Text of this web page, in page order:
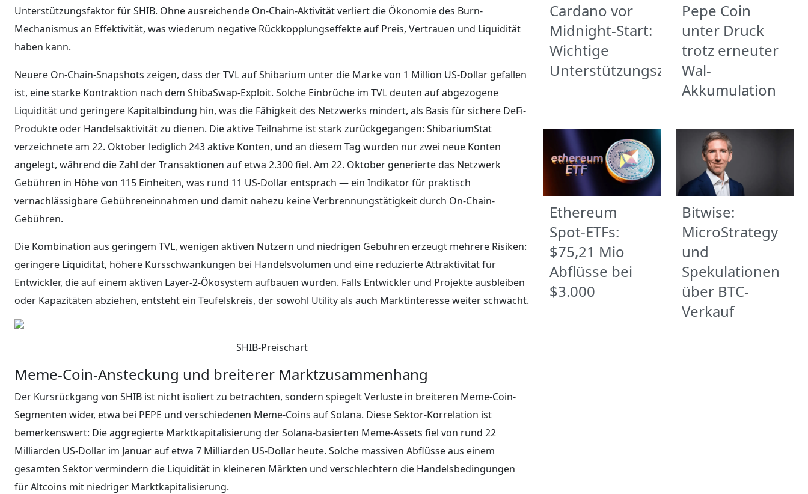
Unterstützungsfaktor für SHIB. Ohne ausreichende On-Chain-Aktivität verliert die Ökonomie des Burn-
Mechanismus an Effektivität, was wiederum negative Rückkopplungseffekte auf Preis, Vertrauen und Liquidität
haben kann.
Neuere On-Chain-Snapshots zeigen, dass der TVL auf Shibarium unter die Marke von 1 Million US-Dollar gefallen
ist, eine starke Kontraktion nach dem ShibaSwap-Exploit. Solche Einbrüche im TVL deuten auf abgezogene
Liquidität und geringere Kapitalbindung hin, was die Fähigkeit des Netzwerks mindert, als Basis für sichere DeFi-
Produkte oder Handelsaktivität zu dienen. Die aktive Teilnahme ist stark zurückgegangen: ShibariumStat
verzeichnete am 22. Oktober lediglich 243 aktive Konten, und an diesem Tag wurden nur zwei neue Konten
angelegt, während die Zahl der Transaktionen auf etwa 2.300 fiel. Am 22. Oktober generierte das Netzwerk
Gebühren in Höhe von 115 Einheiten, was rund 11 US-Dollar entsprach — ein Indikator für praktisch
vernachlässigbare Gebühreneinnahmen und damit nahezu keine Verbrennungstätigkeit durch On-Chain-
Gebühren.
Die Kombination aus geringem TVL, wenigen aktiven Nutzern und niedrigen Gebühren erzeugt mehrere Risiken:
geringere Liquidität, höhere Kursschwankungen bei Handelsvolumen und eine reduzierte Attraktivität für
Entwickler, die auf einem aktiven Layer-2-Ökosystem aufbauen würden. Falls Entwickler und Projekte ausbleiben
oder Kapazitäten abziehen, entsteht ein Teufelskreis, der sowohl Utility als auch Marktinteresse weiter schwächt.
SHIB-Preischart
Meme-Coin-Ansteckung und breiterer Marktzusammenhang
Der Kursrückgang von SHIB ist nicht isoliert zu betrachten, sondern spiegelt Verluste in breiteren Meme-Coin-
Segmenten wider, etwa bei PEPE und verschiedenen Meme-Coins auf Solana. Diese Sektor-Korrelation ist
bemerkenswert: Die aggregierte Marktkapitalisierung der Solana-basierten Meme-Assets fiel von rund 22
Milliarden US-Dollar im Januar auf etwa 7 Milliarden US-Dollar heute. Solche massiven Abflüsse aus einem
gesamten Sektor vermindern die Liquidität in kleineren Märkten und verschlechtern die Handelsbedingungen
für Altcoins mit niedriger Marktkapitalisierung.
Cardano vor
Midnight-Start:
Wichtige
Unterstützungszonen
Pepe Coin
unter Druck
trotz erneuter
Wal-
Akkumulation
Ethereum
Spot-ETFs:
$75,21 Mio
Abflüsse bei
$3.000
Bitwise:
MicroStrategy
und
Spekulationen
über BTC-
Verkauf